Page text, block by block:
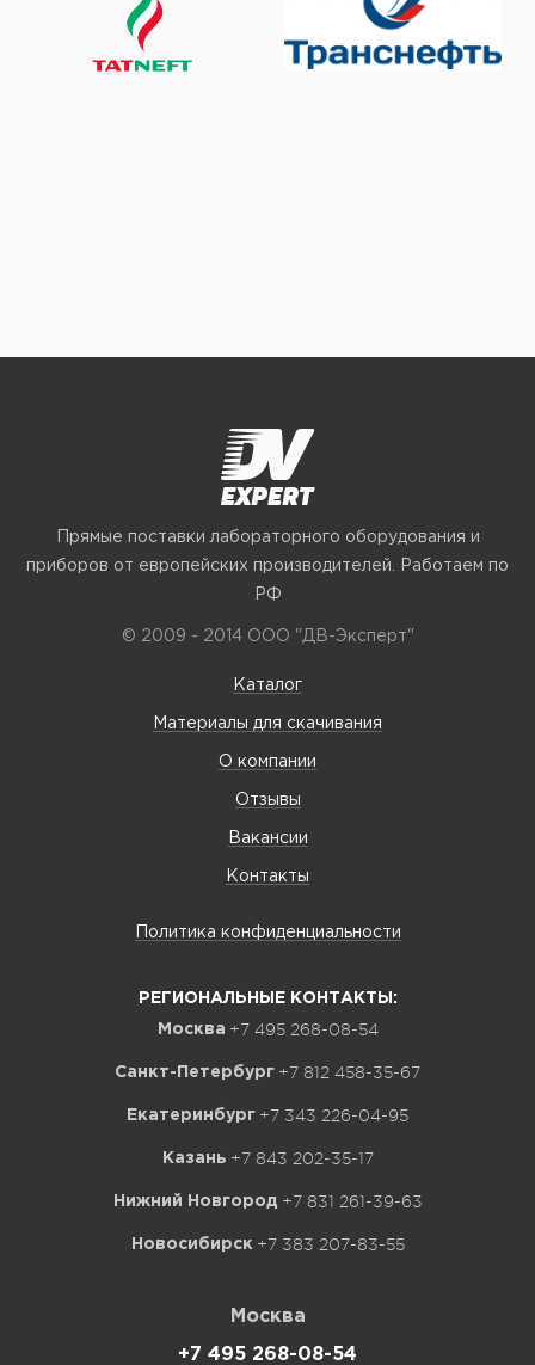
Прямые поставки лабораторного оборудования и
приборов от европейских производителей. Работаем по
РФ
© 2009 - 2014 ООО "ДВ-Эксперт"
Каталог
Материалы для скачивания
О компании
Отзывы
Вакансии
Контакты
Политика конфиденциальности
РЕГИОНАЛЬНЫЕ КОНТАКТЫ:
Москва +7 495 268-08-54
Санкт-Петербург +7 812 458-35-67
Екатеринбург +7 343 226-04-95
Казань +7 843 202-35-17
Нижний Новгород +7 831 261-39-63
Новосибирск +7 383 207-83-55
Москва
+7 495 268-08-54